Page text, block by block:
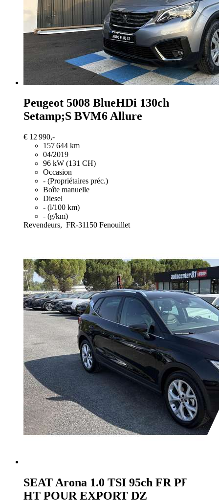
Peugeot 5008 BlueHDi 130ch
Setamp;S BVM6 Allure
€ 12 990,-
157 644 km
04/2019
96 kW (131 CH)
Occasion
- (Propriétaires préc.)
Boîte manuelle
Diesel
- (l/100 km)
- (g/km)
Revendeurs, FR-31150 Fenouillet
SEAT Arona 1.0 TSI 95ch FR PRIX
HT POUR EXPORT DZ